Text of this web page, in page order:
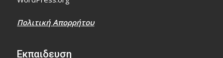
Πολιτική Απορρήτου
Εκπαιδευση